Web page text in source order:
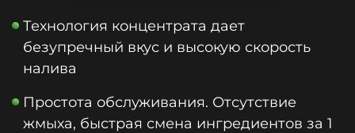
Технология концентрата дает
безупречный вкус и высокую скорость
налива
Простота обслуживания. Отсутствие
жмыха, быстрая смена ингредиентов за 1